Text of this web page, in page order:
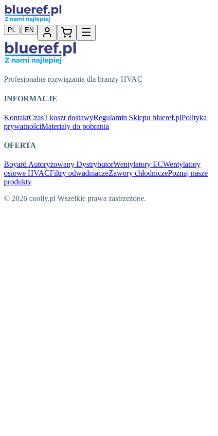
PL | EN
Profesjonalne rozwiązania dla branży HVAC
INFORMACJE
KontaktCzas i koszt dostawyRegulamin Sklepu blueref.plPolityka
prywatnościMateriały do pobrania
OFERTA
Boyard Autoryzowany DystrybutorWentylatory ECWentylatory
osiowe HVACFiltry odwadniaczeZawory chłodniczePoznaj nasze
produkty
© 2026 coolly.pl Wszelkie prawa zastrzeżone.